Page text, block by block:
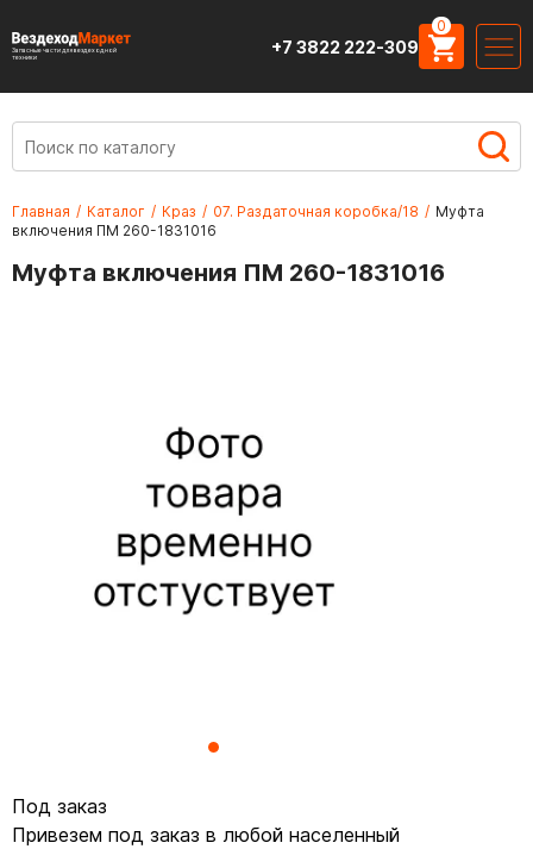
Запасные части для вездеходной
техники
+7 3822 222-309
0
Главная / Каталог / Краз / 07. Раздаточная коробка/18 / Муфта
включения ПМ 260-1831016
Муфта включения ПМ 260-1831016
Под заказ
Привезем под заказ в любой населенный